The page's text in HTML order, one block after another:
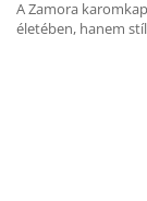
A Zamora
életében, hanem